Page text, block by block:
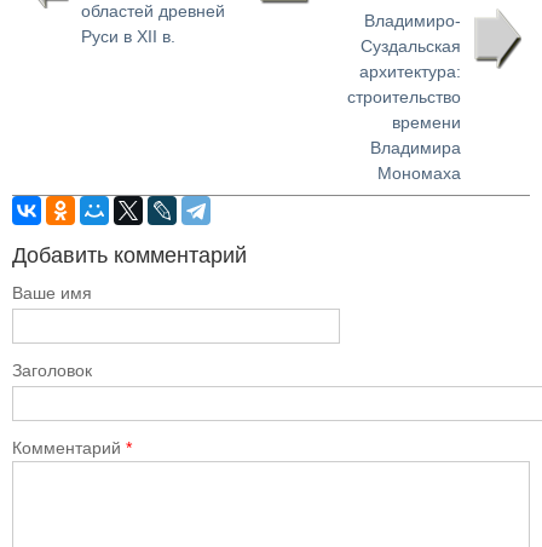
областей древней
Руси в XII в.
Владимиро-
Суздальская
архитектура:
строительство
времени
Владимира
Мономаха
Добавить комментарий
Ваше имя
Заголовок
Комментарий *